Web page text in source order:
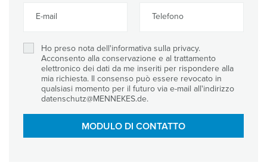
E-mail Telefono
Ho preso nota dell'informativa sulla privacy.
Acconsento alla conservazione e al trattamento
elettronico dei dati da me inseriti per rispondere alla
mia richiesta. Il consenso può essere revocato in
qualsiasi momento per il futuro via e-mail all'indirizzo
datenschutz@MENNEKES.de.
MODULO DI CONTATTO